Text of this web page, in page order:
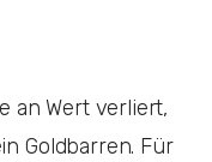
an Wert verliert,
Goldbarren. Für